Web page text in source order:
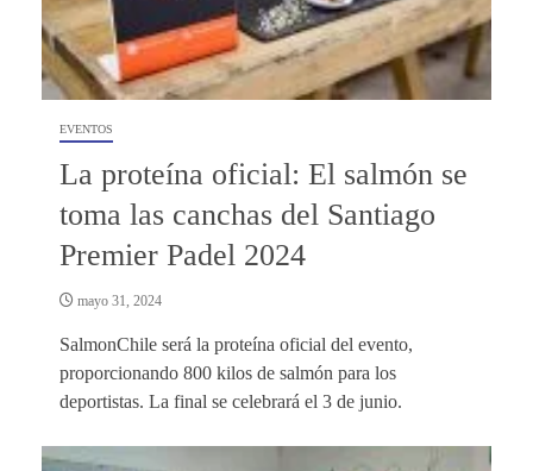
EVENTOS
La proteína oficial: El salmón se
toma las canchas del Santiago
Premier Padel 2024
mayo 31, 2024
SalmonChile será la proteína oficial del evento,
proporcionando 800 kilos de salmón para los
deportistas. La final se celebrará el 3 de junio.